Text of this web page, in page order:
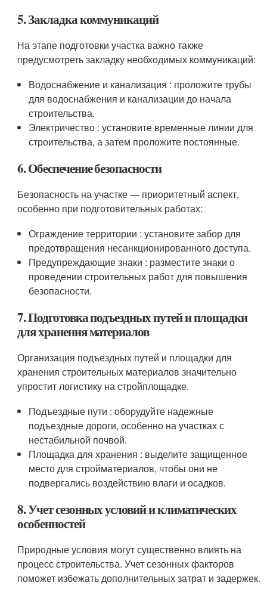
5. Закладка коммуникаций
На этапе подготовки участка важно также
предусмотреть закладку необходимых коммуникаций:
Водоснабжение и канализация : проложите трубы
для водоснабжения и канализации до начала
строительства.
Электричество : установите временные линии для
строительства, а затем проложите постоянные.
6. Обеспечение безопасности
Безопасность на участке — приоритетный аспект,
особенно при подготовительных работах:
Ограждение территории : установите забор для
предотвращения несанкционированного доступа.
Предупреждающие знаки : разместите знаки о
проведении строительных работ для повышения
безопасности.
7. Подготовка подъездных путей и площадки
для хранения материалов
Организация подъездных путей и площадки для
хранения строительных материалов значительно
упростит логистику на стройплощадке.
Подъездные пути : оборудуйте надежные
подъездные дороги, особенно на участках с
нестабильной почвой.
Площадка для хранения : выделите защищенное
место для стройматериалов, чтобы они не
подвергались воздействию влаги и осадков.
8. Учет сезонных условий и климатических
особенностей
Природные условия могут существенно влиять на
процесс строительства. Учет сезонных факторов
поможет избежать дополнительных затрат и задержек.